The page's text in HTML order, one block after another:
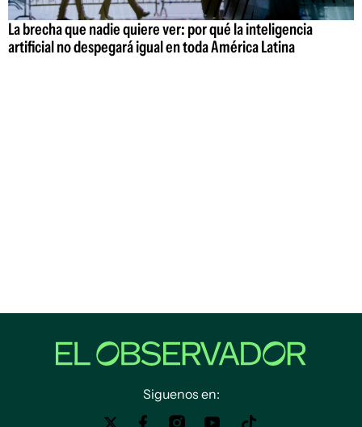
La brecha que nadie quiere ver: por qué la inteligencia
artificial no despegará igual en toda América Latina
Siguenos en: